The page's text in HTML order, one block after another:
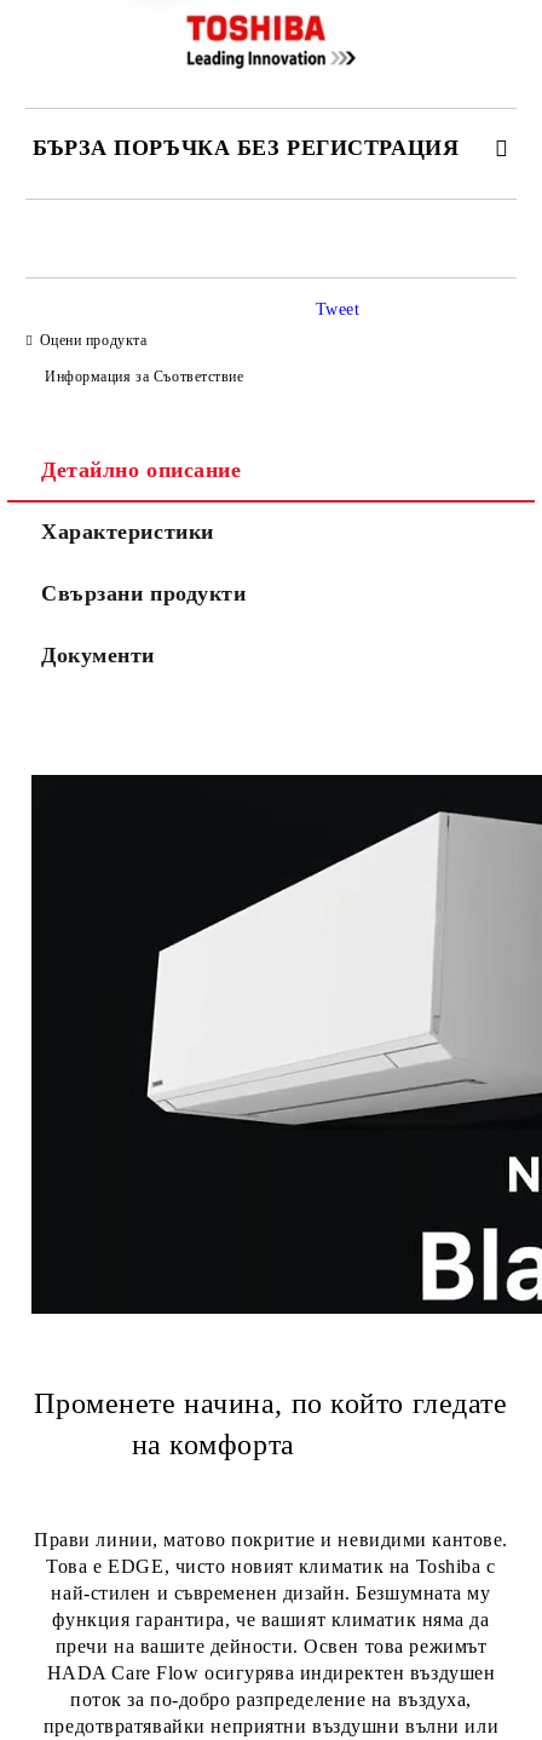
БЪРЗА ПОРЪЧКА БЕЗ РЕГИСТРАЦИЯ
Съгласен съм сПолитиката за лични данни
Оцени продукта
Информация за Съответствие
Tweet
Детайлно описание
Характеристики
Свързани продукти
Документи
Променете начина, по който гледате
на комфорта
Прави линии, матово покритие и невидими кантове.
Това еEDGE, чисто новият климатик на Toshiba с
най-стилен и съвременен дизайн. Безшумната му
функция гарантира, че вашият климатик няма да
пречи на вашите дейности. Освен това режимът
HADA Care Flowосигурява индиректен въздушен
поток за по-добро разпределение на въздуха,
предотвратявайки неприятни въздушни вълни или